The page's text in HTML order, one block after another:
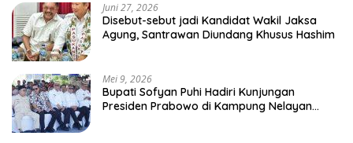
Juni 27, 2026
Disebut-sebut jadi Kandidat Wakil Jaksa
Agung, Santrawan Diundang Khusus Hashim
Mei 9, 2026
Bupati Sofyan Puhi Hadiri Kunjungan
Presiden Prabowo di Kampung Nelayan